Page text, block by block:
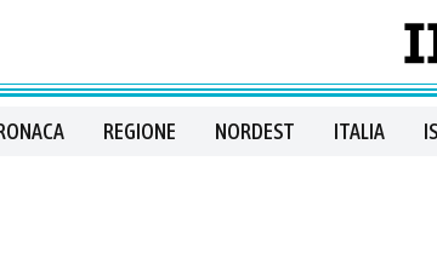
REGIONE NORDEST ITALIA